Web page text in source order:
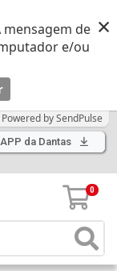
mensagem de
e/ou
Powered by SendPulse
×
da Dantas
0